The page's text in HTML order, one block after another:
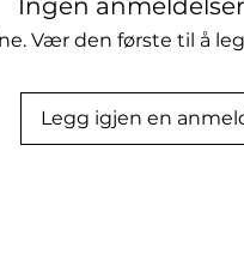
og lindrende.
Rich Repair•
REPAIR: Vitamin
Ingen
Vær den første til å
Legg igjen en